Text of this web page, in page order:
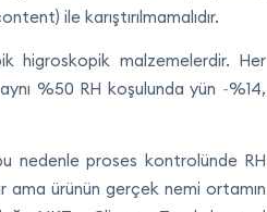
ile karıştırılmamalıdır.
higroskopik malzemelerdir. Her
%50 RH koşulunda yün ~%14,
nedenle proses kontrolünde RH
ama ürünün gerçek nemi ortamın